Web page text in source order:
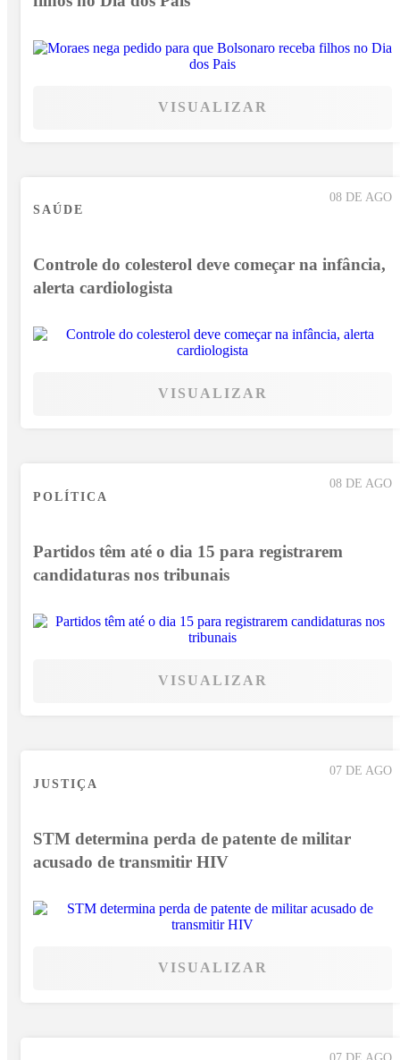
VISUALIZAR
08 DE AGO
SAÚDE
Controle do colesterol deve começar na infância,
alerta cardiologista
VISUALIZAR
08 DE AGO
POLÍTICA
Partidos têm até o dia 15 para registrarem
candidaturas nos tribunais
VISUALIZAR
07 DE AGO
JUSTIÇA
STM determina perda de patente de militar
acusado de transmitir HIV
VISUALIZAR